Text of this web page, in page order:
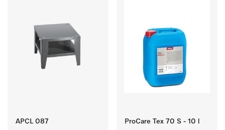
APCL 087 ProCare Tex 70 S - 10 l